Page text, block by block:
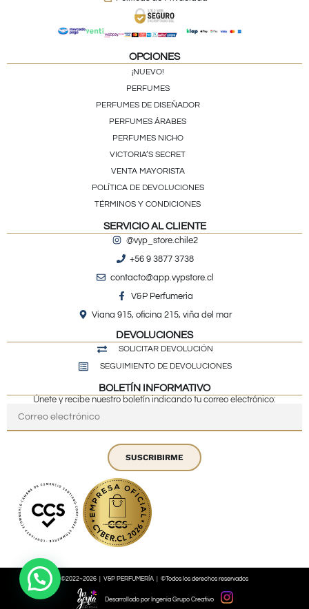
OPCIONES
¡NUEVO!
PERFUMES
PERFUMES DE DISEÑADOR
PERFUMES ÁRABES
PERFUMES NICHO
VICTORIA’S SECRET
VENTA MAYORISTA
POLÍTICA DE DEVOLUCIONES
TÉRMINOS Y CONDICIONES
SERVICIO AL CLIENTE
@vyp_store.chile2
+56 9 3877 3738
contacto@app.vypstore.cl
V&P Perfumeria
Viana 915, oficina 215, viña del mar
DEVOLUCIONES
SOLICITAR DEVOLUCIÓN
SEGUIMIENTO DE DEVOLUCIONES
BOLETÍN INFORMATIVO
Únete y recibe nuestro boletín indicando tu correo electrónico:
SUSCRIBIRME
©2022~2026 | V&P PERFUMERÍA | ©Todos los derechos reservados
Desarrollado por Ingenia Grupo Creativo